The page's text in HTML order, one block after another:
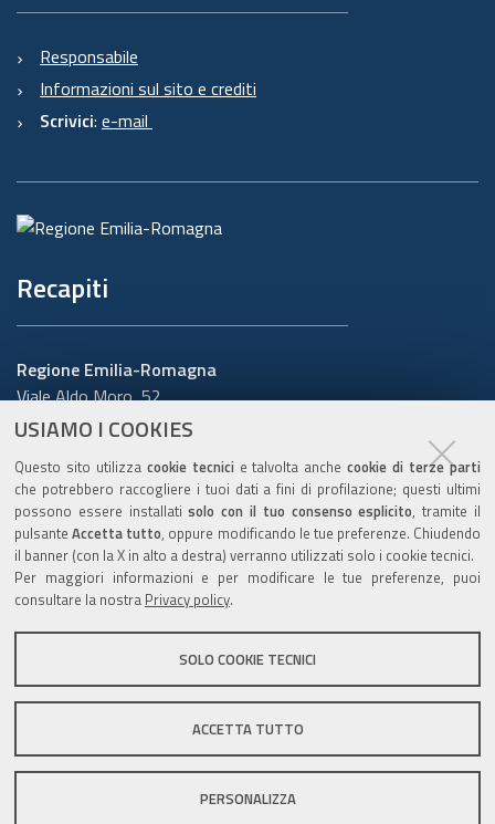
USIAMO I COOKIES
Questo sito utilizza cookie tecnici e talvolta anchecookie di terze parti
che potrebbero raccogliere i tuoi dati a fini di profilazione; questi ultimi
possono essere installatisolo con il tuo consenso esplicito, tramite il
pulsanteAccetta tutto, oppure modificando le tue preferenze. Chiudendo
il banner (con la X in alto a destra) verranno utilizzati solo i cookie tecnici.
Per maggiori informazioni e per modificare le tue preferenze, puoi
consultare la nostra Privacy policy.
SOLO COOKIE TECNICI
ACCETTA TUTTO
PERSONALIZZA
Responsabile
Informazioni sul sito e crediti
Scrivici: e-mail
Recapiti
Regione Emilia-Romagna
Viale Aldo Moro, 52
40127 Bologna
Cerca telefoni o indirizzi
URP
www.regione.emilia-romagna.it/urp
C.F. 800.625.903.79